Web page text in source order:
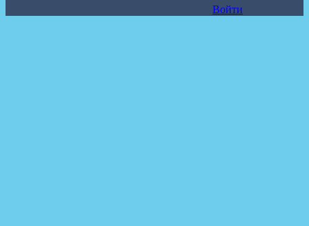
Войти